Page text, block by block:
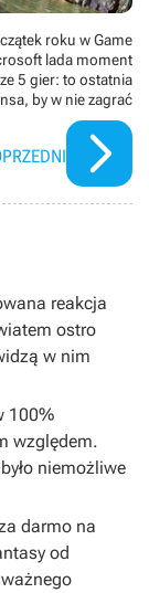
roku w Game
lada moment
5 gier: to ostatnia
by w nie zagrać
reakcja
ostro
w nim
100%
względem.
niemożliwe
darmo na
od